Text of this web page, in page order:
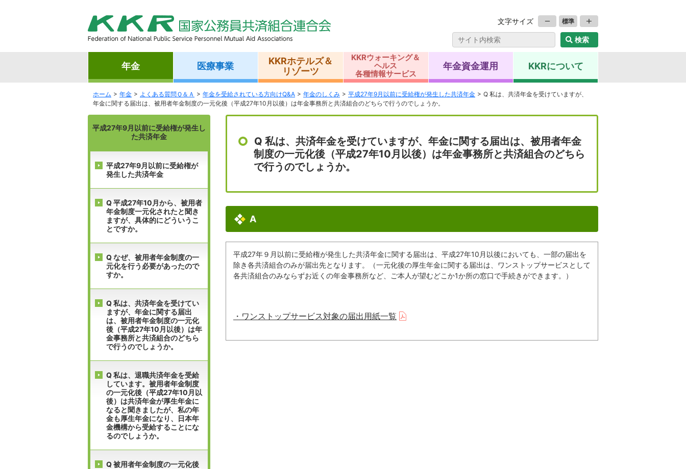
文字サイズ 標準
年金 医療事業
KKRホテルズ＆
リゾーツ
KKRウォーキング＆
ヘルス
各種情報サービス
年金資金運用 KKRについて
ホーム 年金 よくある質問Ｑ＆Ａ 年金を受給されている方向けQ&A 年金のしくみ 平成27年9月以前に受給権が発生した共済年金
Q 私は、共済年金を受けていますが、
年金に関する届出は、被用者年金制度の一元化後（平成27年10月以後）は年金事務所と共済組合のどちらで行うのでしょうか。
平成27年9月以前に受給権が発生し
た共済年金
平成27年9月以前に受給権が
発生した共済年金
Q 平成27年10月から、被用者
年金制度一元化されたと聞き
ますが、具体的にどういうこ
とですか。
Q なぜ、被用者年金制度の一
元化を行う必要があったので
すか。
Q 私は、共済年金を受けてい
ますが、年金に関する届出
は、被用者年金制度の一元化
後（平成27年10月以後）は年
金事務所と共済組合のどちら
で行うのでしょうか。
Q 私は、退職共済年金を受給
しています。被用者年金制度
の一元化後（平成27年10月以
後）は共済年金が厚生年金に
なると聞きましたが、私の年
金も厚生年金になり、日本年
金機構から受給することにな
るのでしょうか。
Q 被用者年金制度の一元化後
Q 私は、共済年金を受けていますが、年金に関する届出は、被用者年金
制度の一元化後（平成27年10月以後）は年金事務所と共済組合のどちら
で行うのでしょうか。
A
平成27年９月以前に受給権が発生した共済年金に関する届出は、平成27年10月以後においても、一部の届出を
除き各共済組合のみが届出先となります。（一元化後の厚生年金に関する届出は、ワンストップサービスとして
各共済組合のみならずお近くの年金事務所など、ご本人が望むどこか1か所の窓口で手続きができます。）
・ワンストップサービス対象の届出用紙一覧